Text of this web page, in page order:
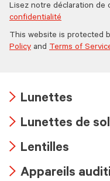
Lisez notre déclaration de
confidentialité
This website is protected
Policy and Terms of
icon
Lunettes
icon
Lunettes de
icon
Lentilles
Appareils